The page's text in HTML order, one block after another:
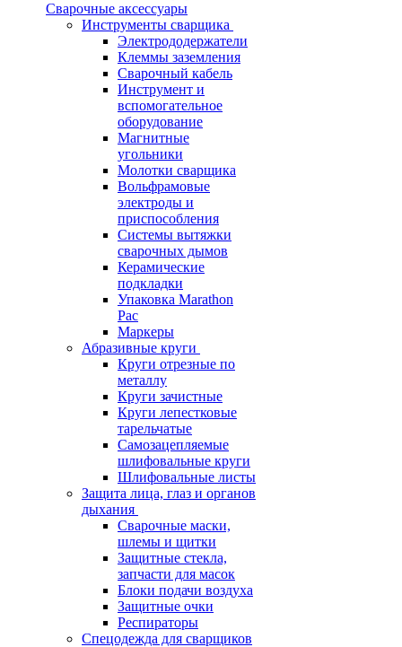
Сварочные аксессуары
Инструменты сварщика
Электрододержатели
Клеммы заземления
Сварочный кабель
Инструмент и
вспомогательное
оборудование
Магнитные
угольники
Молотки сварщика
Вольфрамовые
электроды и
приспособления
Системы вытяжки
сварочных дымов
Керамические
подкладки
Упаковка Marathon
Pac
Маркеры
Абразивные круги
Круги отрезные по
металлу
Круги зачистные
Круги лепестковые
тарельчатые
Самозацепляемые
шлифовальные круги
Шлифовальные листы
Защита лица, глаз и органов
дыхания
Сварочные маски,
шлемы и щитки
Защитные стекла,
запчасти для масок
Блоки подачи воздуха
Защитные очки
Респираторы
Спецодежда для сварщиков